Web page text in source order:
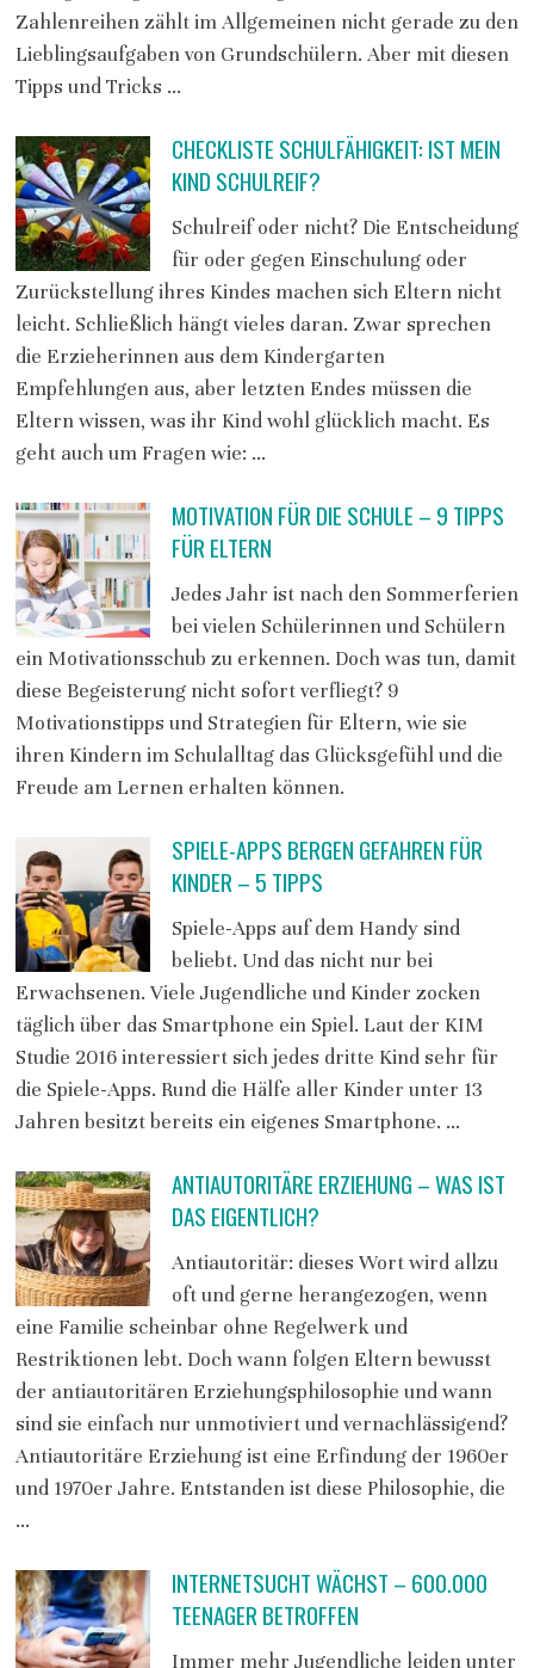
Zahlenreihen zählt im Allgemeinen nicht gerade zu den
Lieblingsaufgaben von Grundschülern. Aber mit diesen
Tipps und Tricks …
CHECKLISTE SCHULFÄHIGKEIT: IST MEIN
KIND SCHULREIF?
Schulreif oder nicht? Die Entscheidung
für oder gegen Einschulung oder
Zurückstellung ihres Kindes machen sich Eltern nicht
leicht. Schließlich hängt vieles daran. Zwar sprechen
die Erzieherinnen aus dem Kindergarten
Empfehlungen aus, aber letzten Endes müssen die
Eltern wissen, was ihr Kind wohl glücklich macht. Es
geht auch um Fragen wie: …
MOTIVATION FÜR DIE SCHULE – 9 TIPPS
FÜR ELTERN
Jedes Jahr ist nach den Sommerferien
bei vielen Schülerinnen und Schülern
ein Motivationsschub zu erkennen. Doch was tun, damit
diese Begeisterung nicht sofort verfliegt? 9
Motivationstipps und Strategien für Eltern, wie sie
ihren Kindern im Schulalltag das Glücksgefühl und die
Freude am Lernen erhalten können.
SPIELE-APPS BERGEN GEFAHREN FÜR
KINDER – 5 TIPPS
Spiele-Apps auf dem Handy sind
beliebt. Und das nicht nur bei
Erwachsenen. Viele Jugendliche und Kinder zocken
täglich über das Smartphone ein Spiel. Laut der KIM
Studie 2016 interessiert sich jedes dritte Kind sehr für
die Spiele-Apps. Rund die Hälfe aller Kinder unter 13
Jahren besitzt bereits ein eigenes Smartphone. …
ANTIAUTORITÄRE ERZIEHUNG – WAS IST
DAS EIGENTLICH?
Antiautoritär: dieses Wort wird allzu
oft und gerne herangezogen, wenn
eine Familie scheinbar ohne Regelwerk und
Restriktionen lebt. Doch wann folgen Eltern bewusst
der antiautoritären Erziehungsphilosophie und wann
sind sie einfach nur unmotiviert und vernachlässigend?
Antiautoritäre Erziehung ist eine Erfindung der 1960er
und 1970er Jahre. Entstanden ist diese Philosophie, die
…
INTERNETSUCHT WÄCHST – 600.000
TEENAGER BETROFFEN
Immer mehr Jugendliche leiden unter